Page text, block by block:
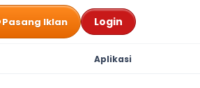
Pasang Iklan Login
Aplikasi